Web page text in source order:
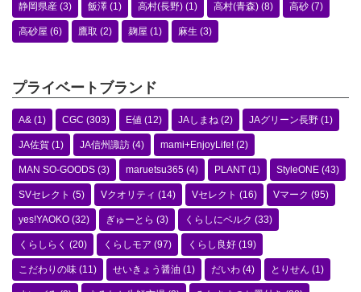
静岡県産 (3) 飯澤 (1) 高村(長野) (1) 高村(青森) (8) 高砂 (7)
高砂屋 (6) 鷹取 (2) 麹屋 (1) 麻生 (3)
プライベートブランド
A& (1) CGC (303) E値 (12) JAしまね (2) JAグリーン長野 (1)
JA佐賀 (1) JA信州諏訪 (4) mami+EnjoyLife! (2)
MAN SO-GOODS (3) maruetsu365 (4) PLANT (1) StyleONE (43)
SVセレクト (5) Vクオリティ (14) Vセレクト (16) Vマーク (95)
yes!YAOKO (32) ぎゅーとら (3) くらしにベルク (33)
くらしらく (20) くらしモア (97) くらし良好 (19)
こだわりの味 (11) せいきょう醤油 (1) だいわ (4) とりせん (1)